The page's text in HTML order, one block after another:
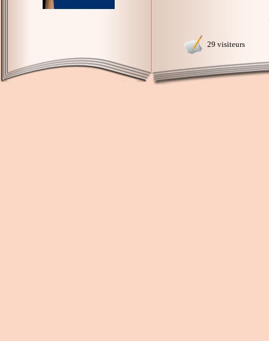
29 visiteurs